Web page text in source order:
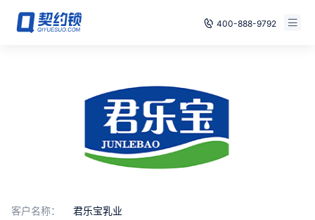
400-888-9792
已有账号，登录
客户名称： 君乐宝乳业